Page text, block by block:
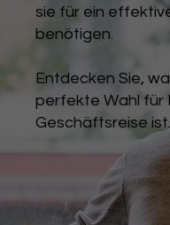
sie für ein
benötigen.
Entdecken Sie,
perfekte Wahl für
Geschäftsreise ist.